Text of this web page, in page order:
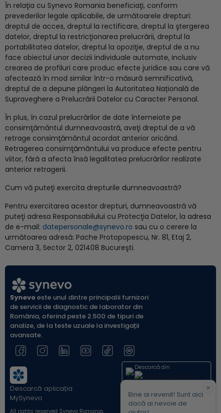
În relaţia cu Synevo Romania beneficiaţi, conform
prevederilor legale aplicabile, de următoarele drepturi:
dreptul de acces, dreptul la rectificare, dreptul la ştergerea
datelor, dreptul la restricţionarea prelucrării, dreptul la
portabilitatea datelor, dreptul la opoziţie, dreptul de a nu
face obiectul unor decizii individuale automate, inclusiv
crearea de profiluri care produc efecte juridice sau care vă
afectează în mod similar într-o măsură semnificativă,
dreptul de a depune plângeri la Autoritatea Națională de
Supraveghere a Prelucrării Datelor cu Caracter Personal.
În plus, în cazul prelucrărilor de date întemeiate pe
consimţământul dumneavoastră, aveţi dreptul de a vă
retrage consimţământul acordat anterior oricând.
Retragerea consimţământului va produce efecte pentru
viitor, fără a afecta însă legalitatea prelucrărilor realizate
anterior retragerii.
Cum vă puteţi exercita drepturile dumneavoastră?
Pentru exercitarea acestor drepturi, dumneavoastră vă
puteţi adresa Responsabilului cu Protecţia Datelor, la adresa
de e-mail: datepersonale@synevo.ro sau cu o cerere la
următoarea adresă: Pache Protopopescu, Nr. 81, Etaj 2,
Camera 3, Sector 2, 021408 Bucureşti.
Synevoeste unul dintre principalii furnizori
de servicii de diagnostic de laborator din
România, oferind peste 2.500 de tipuri de
analize, de la teste uzuale la investigații
avansate.
Descarcă aplicația
MySynevo
Descarcă din
All rights reserved Synevo Romania.
Bine ai revenit! Sunt aici
dacă ai nevoie de